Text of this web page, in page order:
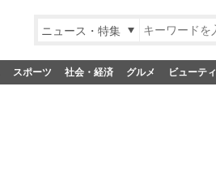
ニュース・特集
スポーツ 社会・経済 グルメ ビューティ